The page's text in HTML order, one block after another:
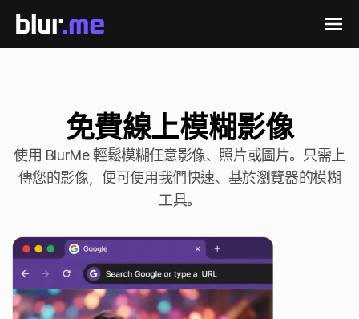
免費線上模糊影像
使用 BlurMe 輕鬆模糊任意影像、照片或圖片。只需上
傳您的影像，便可使用我們快速、基於瀏覽器的模糊
工具。